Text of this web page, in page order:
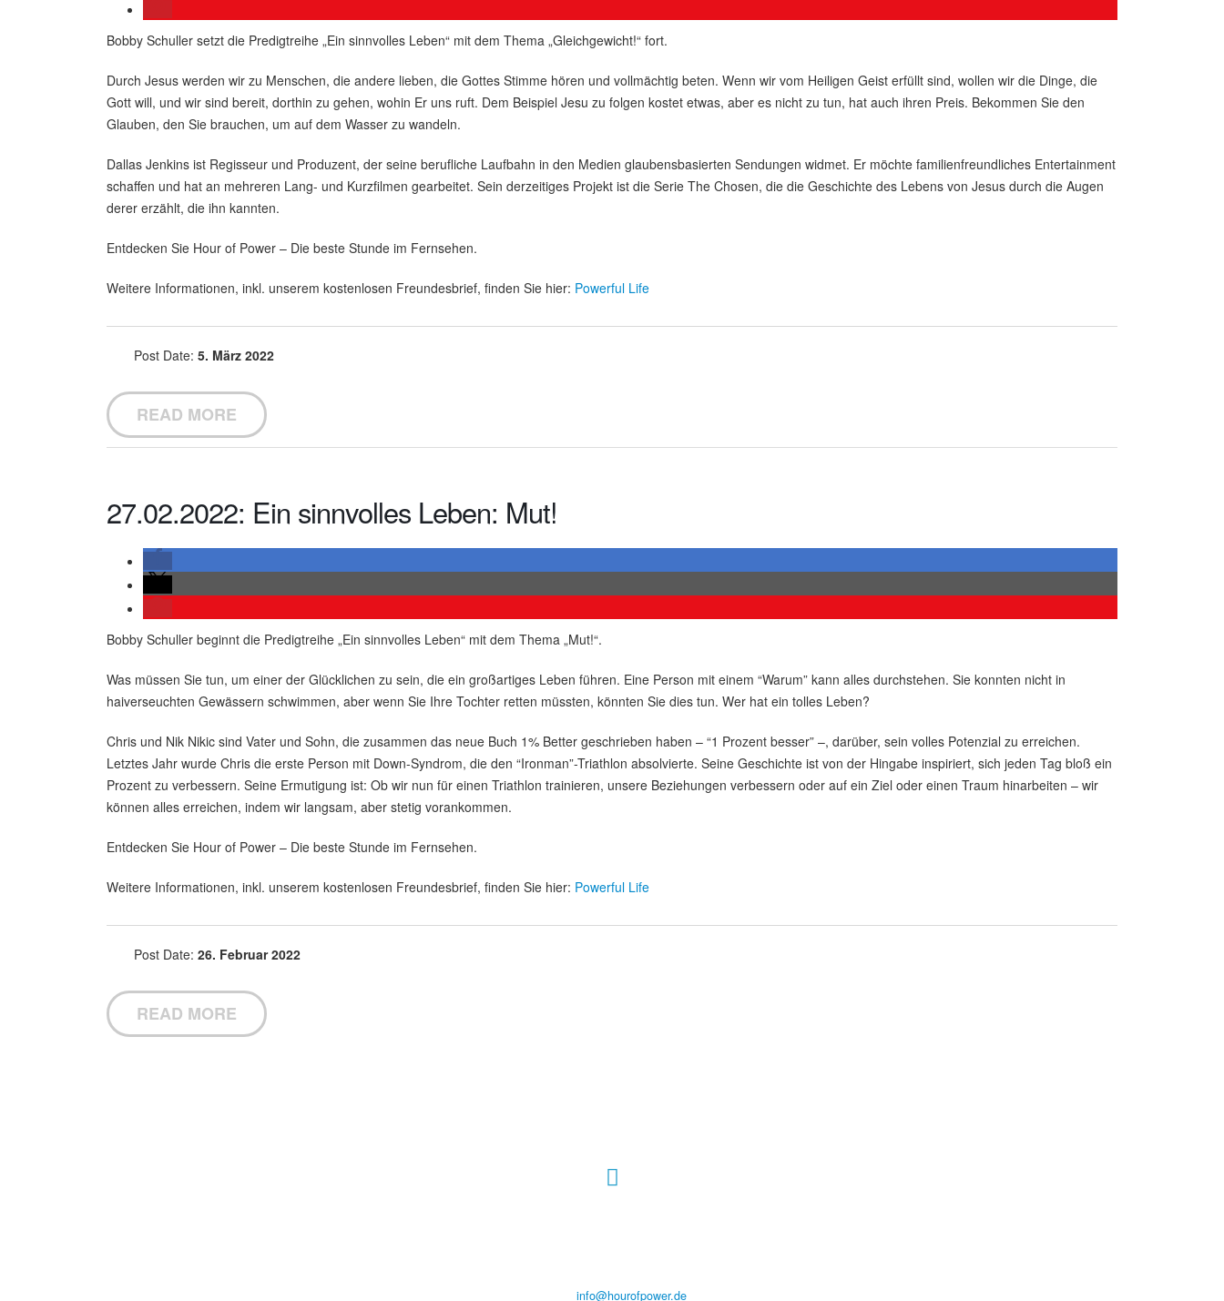
Bobby Schuller setzt die Predigtreihe „Ein sinnvolles Leben“ mit dem Thema „Gleichgewicht!“ fort.
Durch Jesus werden wir zu Menschen, die andere lieben, die Gottes Stimme hören und vollmächtig beten. Wenn wir vom Heiligen Geist erfüllt sind, wollen wir die Dinge, die
Gott will, und wir sind bereit, dorthin zu gehen, wohin Er uns ruft. Dem Beispiel Jesu zu folgen kostet etwas, aber es nicht zu tun, hat auch ihren Preis. Bekommen Sie den
Glauben, den Sie brauchen, um auf dem Wasser zu wandeln.
Dallas Jenkins ist Regisseur und Produzent, der seine berufliche Laufbahn in den Medien glaubensbasierten Sendungen widmet. Er möchte familienfreundliches Entertainment
schaffen und hat an mehreren Lang- und Kurzfilmen gearbeitet. Sein derzeitiges Projekt ist die Serie The Chosen, die die Geschichte des Lebens von Jesus durch die Augen
derer erzählt, die ihn kannten.
Entdecken Sie Hour of Power – Die beste Stunde im Fernsehen.
Weitere Informationen, inkl. unserem kostenlosen Freundesbrief, finden Sie hier: Powerful Life
Post Date: 5. März 2022
READ MORE
27.02.2022: Ein sinnvolles Leben: Mut!
Bobby Schuller beginnt die Predigtreihe „Ein sinnvolles Leben“ mit dem Thema „Mut!“.
Was müssen Sie tun, um einer der Glücklichen zu sein, die ein großartiges Leben führen. Eine Person mit einem “Warum” kann alles durchstehen. Sie konnten nicht in
haiverseuchten Gewässern schwimmen, aber wenn Sie Ihre Tochter retten müssten, könnten Sie dies tun. Wer hat ein tolles Leben?
Chris und Nik Nikic sind Vater und Sohn, die zusammen das neue Buch 1% Better geschrieben haben – “1 Prozent besser” –, darüber, sein volles Potenzial zu erreichen.
Letztes Jahr wurde Chris die erste Person mit Down-Syndrom, die den “Ironman”-Triathlon absolvierte. Seine Geschichte ist von der Hingabe inspiriert, sich jeden Tag bloß ein
Prozent zu verbessern. Seine Ermutigung ist: Ob wir nun für einen Triathlon trainieren, unsere Beziehungen verbessern oder auf ein Ziel oder einen Traum hinarbeiten – wir
können alles erreichen, indem wir langsam, aber stetig vorankommen.
Entdecken Sie Hour of Power – Die beste Stunde im Fernsehen.
Weitere Informationen, inkl. unserem kostenlosen Freundesbrief, finden Sie hier: Powerful Life
Post Date: 26. Februar 2022
READ MORE
info@hourofpower.de